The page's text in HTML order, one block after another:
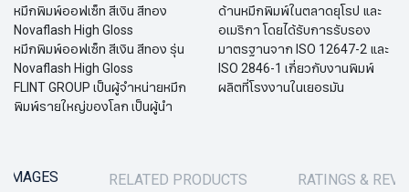
หมึกพิมพ์ออฟเซ็ท สีเงิน สีทอง
Novaflash High Gloss
หมึกพิมพ์ออฟเซ็ท สีเงิน สีทอง รุ่น
Novaflash High Gloss
FLINT GROUP เป็นผู้จำหน่ายหมึก
พิมพ์รายใหญ่ของโลก เป็นผู้นำ
ด้านหมึกพิมพ์ในตลาดยุโรป และ
อเมริกา โดยได้รับการรับรอง
มาตรฐานจาก ISO 12647-2 และ
ISO 2846-1 เกี่ยวกับงานพิมพ์
ผลิตที่โรงงานในเยอรมัน
IMAGES RELATED PRODUCTS RATINGS &